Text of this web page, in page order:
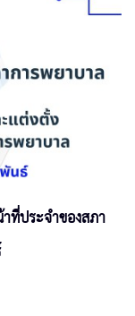
ที่ประจำของสภา